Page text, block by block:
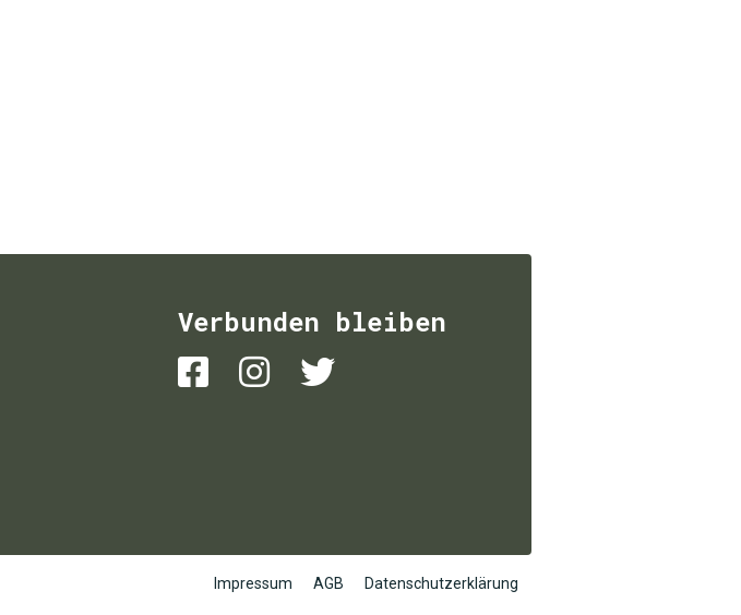
Verbunden bleiben
Impressum AGB Datenschutzerklärung